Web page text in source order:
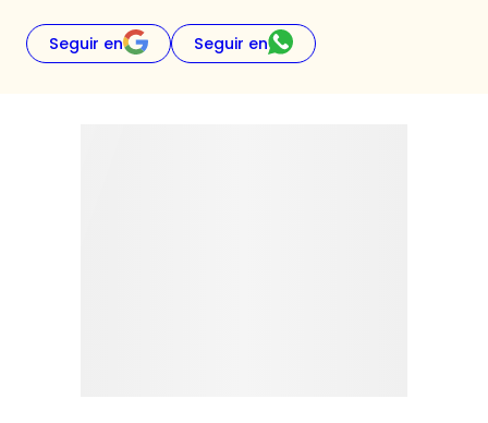
Seguir en Seguir en